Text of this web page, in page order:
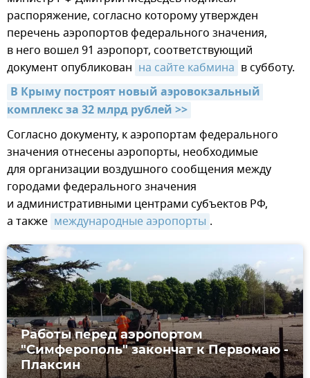
распоряжение, согласно которому утвержден
перечень аэропортов федерального значения,
в него вошел 91 аэропорт, соответствующий
документ опубликован на сайте кабмина в субботу.
В Крыму построят новый аэровокзальный
комплекс за 32 млрд рублей >>
Согласно документу, к аэропортам федерального
значения отнесены аэропорты, необходимые
для организации воздушного сообщения между
городами федерального значения
и административными центрами субъектов РФ,
а также международные аэропорты .
Работы перед аэропортом
"Симферополь" закончат к Первомаю -
Плаксин